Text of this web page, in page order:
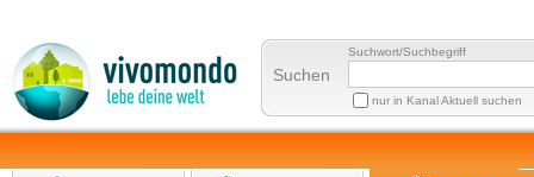
Suchen
Suchwort/Suchbegriff
nur in Kanal Aktuell suchen